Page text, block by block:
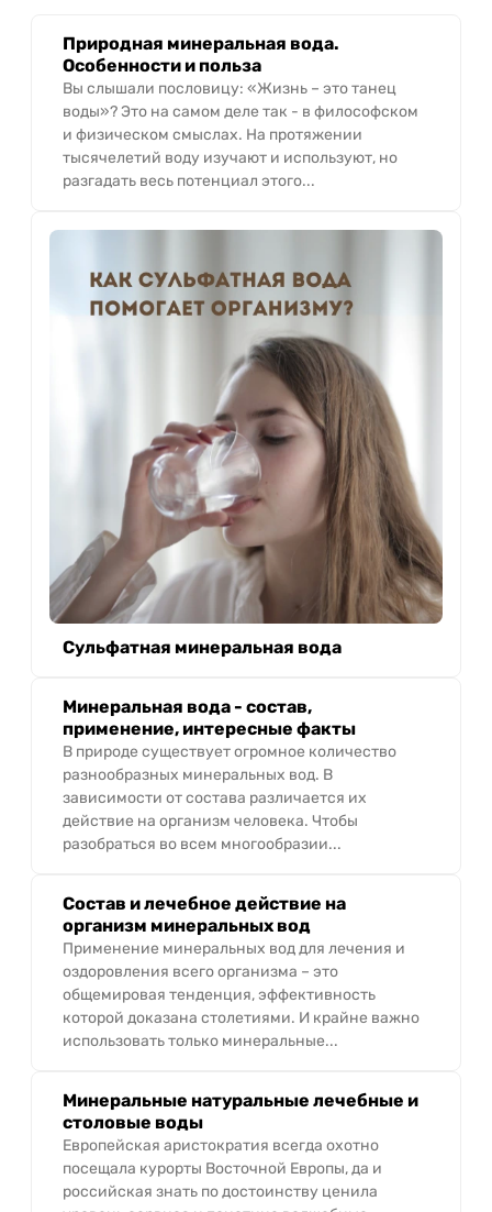
Природная минеральная вода.
Особенности и польза
Вы слышали пословицу: «Жизнь – это танец
воды»? Это на самом деле так - в философском
и физическом смыслах. На протяжении
тысячелетий воду изучают и используют, но
разгадать весь потенциал этого...
Сульфатная минеральная вода
Минеральная вода - состав,
применение, интересные факты
В природе существует огромное количество
разнообразных минеральных вод. В
зависимости от состава различается их
действие на организм человека. Чтобы
разобраться во всем многообразии...
Состав и лечебное действие на
организм минеральных вод
Применение минеральных вод для лечения и
оздоровления всего организма – это
общемировая тенденция, эффективность
которой доказана столетиями. И крайне важно
использовать только минеральные...
Минеральные натуральные лечебные и
столовые воды
Европейская аристократия всегда охотно
посещала курорты Восточной Европы, да и
российская знать по достоинству ценила